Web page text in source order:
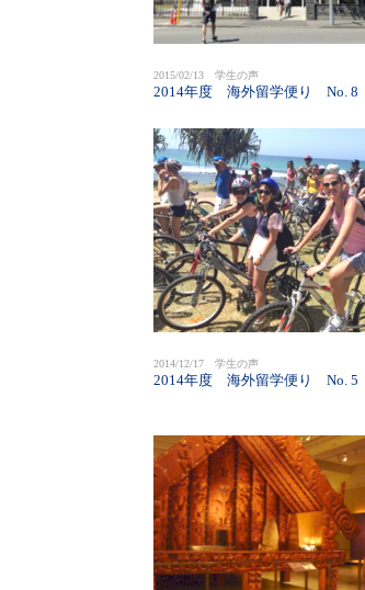
2015/02/13 学生の声
2014年度 海外留学便り No. 8
2014/12/17 学生の声
2014年度 海外留学便り No. 5